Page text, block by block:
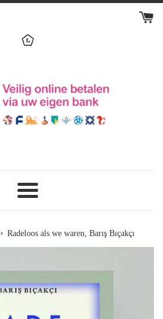
menu
› Radeloos als we waren, Barış Bıçakçı